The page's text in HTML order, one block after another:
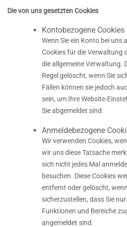
Die von uns gesetzten Cookies
Kontobezogene Cookies
Wenn Sie ein Konto bei uns
Cookies für die Verwaltung
die allgemeine Verwaltung.
Regel gelöscht, wenn Sie
Fällen können sie jedoch
sein, um Ihre Website-
Sie abgemeldet sind.
Anmeldebezogene
Wir verwenden Cookies,
wir uns diese Tatsache
sich nicht jedes Mal
besuchen. Diese Cookies
entfernt oder gelöscht,
sicherzustellen, dass Sie
Funktionen und Bereiche
angemeldet sind.